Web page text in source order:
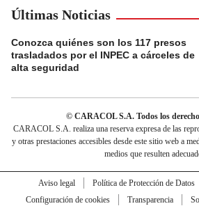
Últimas Noticias
Conozca quiénes son los 117 presos
trasladados por el INPEC a cárceles de
alta seguridad
© CARACOL S.A. Todos los
CARACOL S.A. realiza una reserva expresa de las
y otras prestaciones accesibles desde este sitio web a
medios que resulten
Aviso legal Política de Protección de Datos
Configuración de cookies
Transparencia